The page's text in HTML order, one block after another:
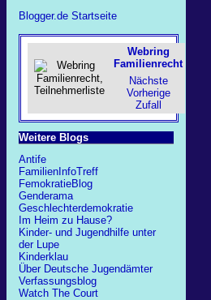
Blogger.de Startseite
Webring
Familienrecht
Nächste
Vorherige
Zufall
Weitere Blogs
Antife
FamilienInfoTreff
FemokratieBlog
Genderama
Geschlechterdemokratie
Im Heim zu Hause?
Kinder- und Jugendhilfe unter
der Lupe
Kinderklau
Über Deutsche Jugendämter
Verfassungsblog
Watch The Court